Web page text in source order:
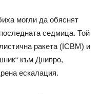
могли да обяснят
седмица. Той
ракета (ICBM) и
към Днипро,
ескалация.